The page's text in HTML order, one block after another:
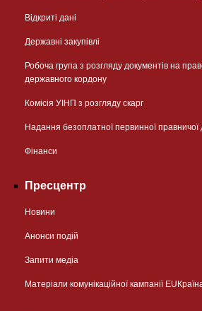
Відкриті дані
Державні закупівлі
Робоча група з розгляду документів на
державного кордону
Комісія УІНП з розгляду скарг
Надання безоплатної первинної правничої
Фінанси
Пресцентр
Новини
Анонси подій
Запити медіа
Матеріали комунікаційної кампанії